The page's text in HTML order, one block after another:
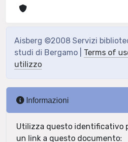
Aisberg ©2008 Servizi
studi di Bergamo | Terms of
utilizzo
Informazioni
Utilizza questo identificativo
un link a questo documento: